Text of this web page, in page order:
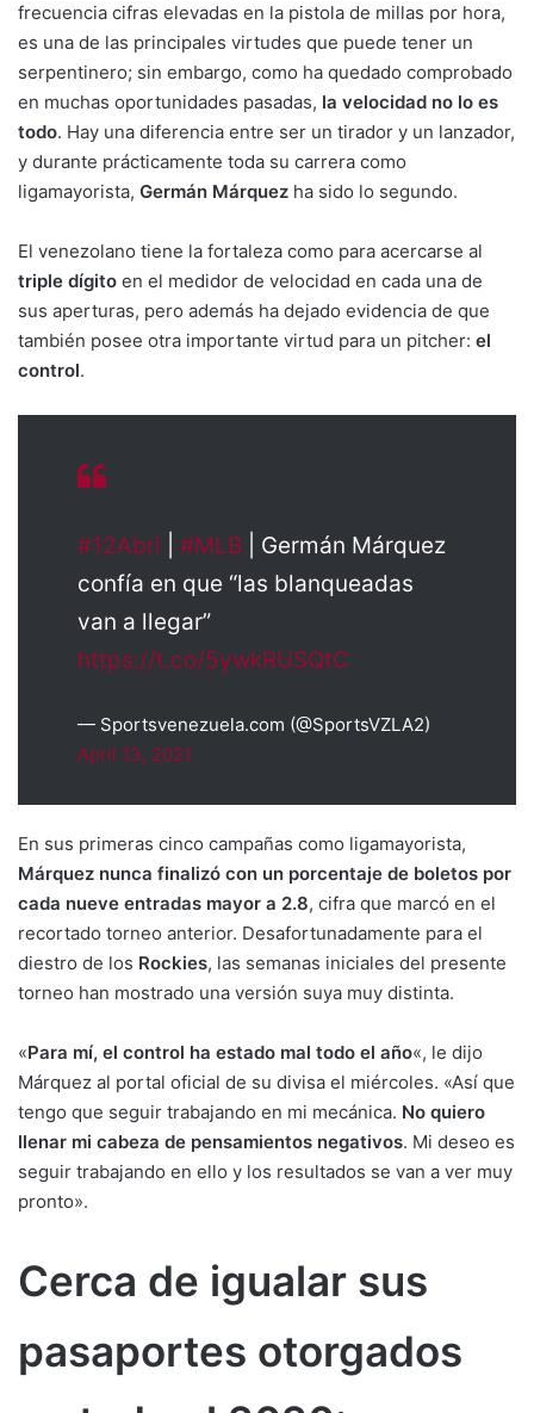
frecuencia cifras elevadas en la pistola de millas por hora,
es una de las principales virtudes que puede tener un
serpentinero; sin embargo, como ha quedado comprobado
en muchas oportunidades pasadas, la velocidad no lo es
todo. Hay una diferencia entre ser un tirador y un lanzador,
y durante prácticamente toda su carrera como
ligamayorista, Germán Márquez ha sido lo segundo.
El venezolano tiene la fortaleza como para acercarse al
triple dígito en el medidor de velocidad en cada una de
sus aperturas, pero además ha dejado evidencia de que
también posee otra importante virtud para un pitcher: el
control.
#12Abri #MLB | Germán Márquez
confía en que “las blanqueadas
van a llegar”
https://t.co/5ywkRUSQtC
— Sportsvenezuela.com (@SportsVZLA2)
April 13, 2021
En sus primeras cinco campañas como ligamayorista,
Márquez nunca finalizó con un porcentaje de boletos por
cada nueve entradas mayor a 2.8, cifra que marcó en el
recortado torneo anterior. Desafortunadamente para el
diestro de los Rockies, las semanas iniciales del presente
torneo han mostrado una versión suya muy distinta.
«Para mí, el control ha estado mal todo el año«, le dijo
Márquez al portal oficial de su divisa el miércoles. «Así que
tengo que seguir trabajando en mi mecánica. No quiero
llenar mi cabeza de pensamientos negativos. Mi deseo es
seguir trabajando en ello y los resultados se van a ver muy
pronto».
Cerca de igualar sus
pasaportes otorgados